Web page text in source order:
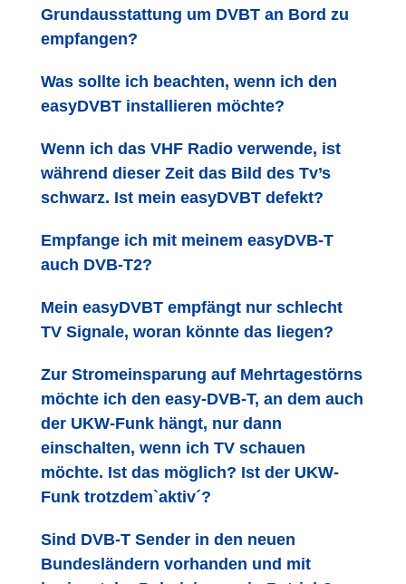
Grundausstattung um DVBT an Bord zu
empfangen?
Was sollte ich beachten, wenn ich den
easyDVBT installieren möchte?
Wenn ich das VHF Radio verwende, ist
während dieser Zeit das Bild des Tv’s
schwarz. Ist mein easyDVBT defekt?
Empfange ich mit meinem easyDVB-T
auch DVB-T2?
Mein easyDVBT empfängt nur schlecht
TV Signale, woran könnte das liegen?
Zur Stromeinsparung auf Mehrtagestörns
möchte ich den easy-DVB-T, an dem auch
der UKW-Funk hängt, nur dann
einschalten, wenn ich TV schauen
möchte. Ist das möglich? Ist der UKW-
Funk trotzdem`aktiv´?
Sind DVB-T Sender in den neuen
Bundesländern vorhanden und mit